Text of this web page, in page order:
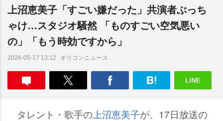
上沼恵美子「すごい嫌だった」共演者ぶっち
ゃけ…スタジオ騒然 「ものすごい空気悪い
の」「もう時効ですから」
2026-05-17 13:12 オリコンニュース
タレント・歌手の 上沼恵美子が、17日放送の